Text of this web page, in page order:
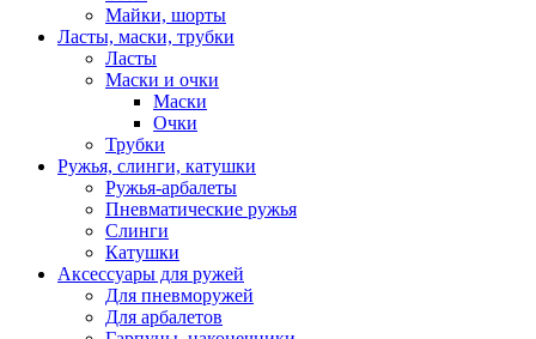
Майки, шорты
Ласты, маски, трубки
Ласты
Маски и очки
Маски
Очки
Трубки
Ружья, слинги, катушки
Ружья-арбалеты
Пневматические ружья
Слинги
Катушки
Аксессуары для ружей
Для пневморужей
Для арбалетов